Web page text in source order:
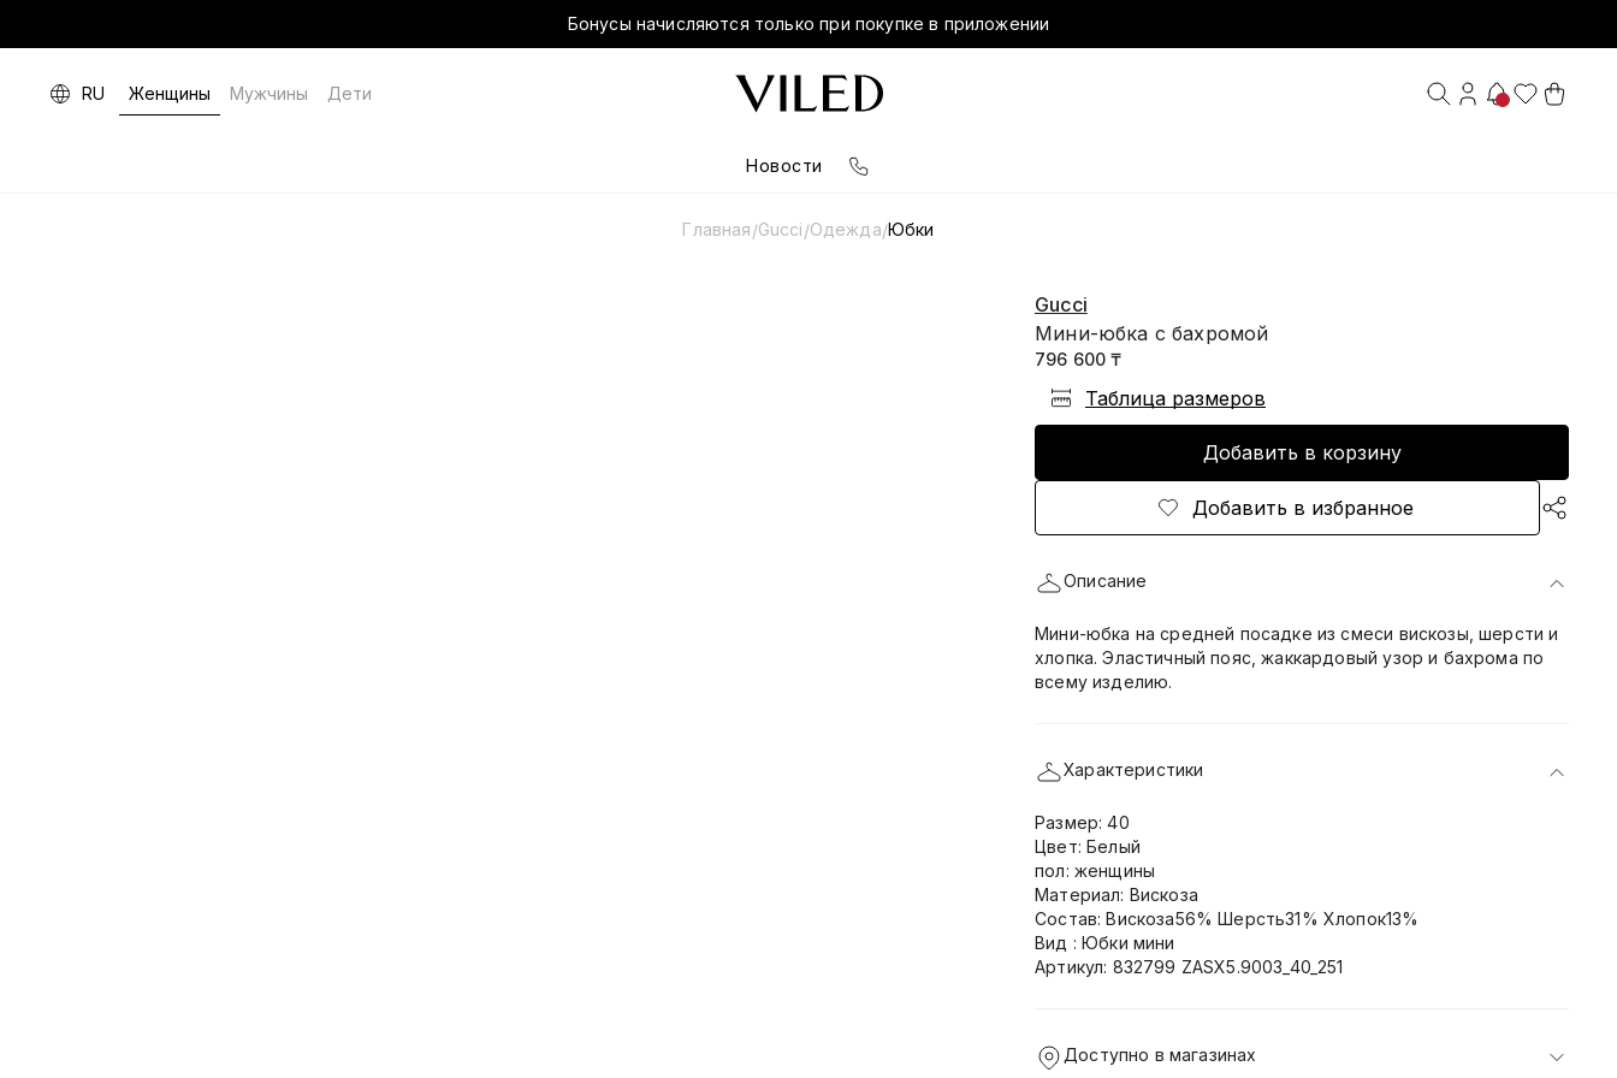
Бонусы начисляются только при покупке в приложении
RU Женщины Мужчины Дети
Новости
Главная/Gucci/Одежда/Юбки
Gucci
Мини-юбка с бахромой
796 600 ₸
Таблица размеров
Добавить в корзину
Добавить в избранное
Описание
Мини-юбка на средней посадке из смеси вискозы, шерсти и
хлопка. Эластичный пояс, жаккардовый узор и бахрома по
всему изделию.
Характеристики
Размер: 40
Цвет: Белый
пол: женщины
Материал: Вискоза
Состав: Вискоза56% Шерсть31% Хлопок13%
Вид : Юбки мини
Артикул: 832799 ZASX5.9003_40_251
Доступно в магазинах